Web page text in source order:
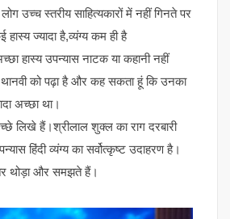
उच्च स्तरीय साहित्यकारों में नहीं गिनते पर
ज्यादा है,व्यंग्य कम ही है
हास्य उपन्यास नाटक या कहानी नहीं
को पढ़ा है और कह सकता हूं कि उनका
अच्छा था।
लिखे हैं।श्रीलाल शुक्ल का राग दरबारी
हिंदी व्यंग्य का सर्वोत्कृष्ट उदाहरण है।
थोड़ा और समझते हैं।